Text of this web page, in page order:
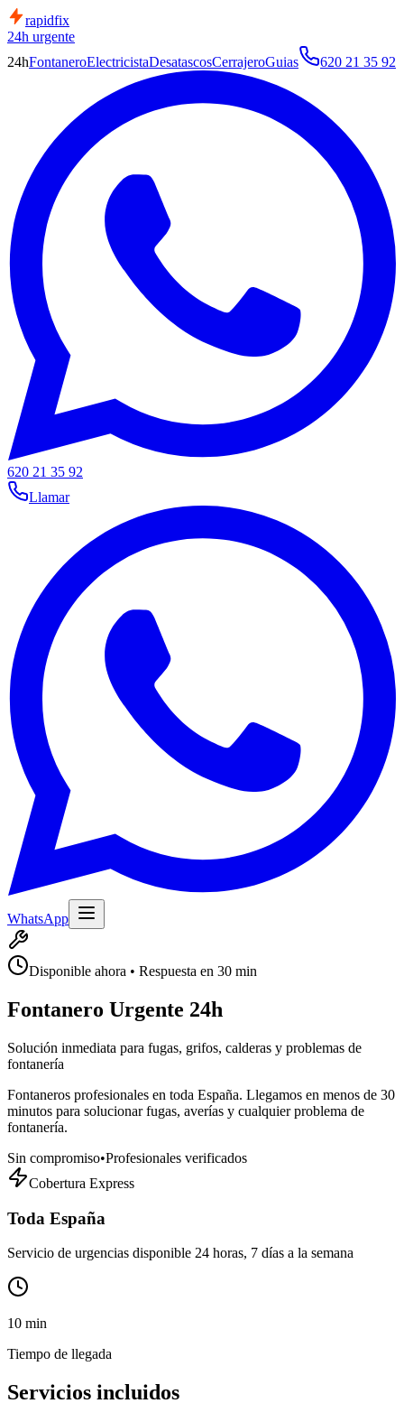
rapidfix
24h urgente
24hFontaneroElectricistaDesatascosCerrajeroGuias 620 21 35 92
620 21 35 92
Llamar
WhatsApp
Disponible ahora • Respuesta en 30 min
Fontanero Urgente 24h
Solución inmediata para fugas, grifos, calderas y problemas de
fontanería
Fontaneros profesionales en toda España. Llegamos en menos de 30
minutos para solucionar fugas, averías y cualquier problema de
fontanería.
Sin compromiso•Profesionales verificados
Cobertura Express
Toda España
Servicio de urgencias disponible 24 horas, 7 días a la semana
10 min
Tiempo de llegada
Servicios incluidos